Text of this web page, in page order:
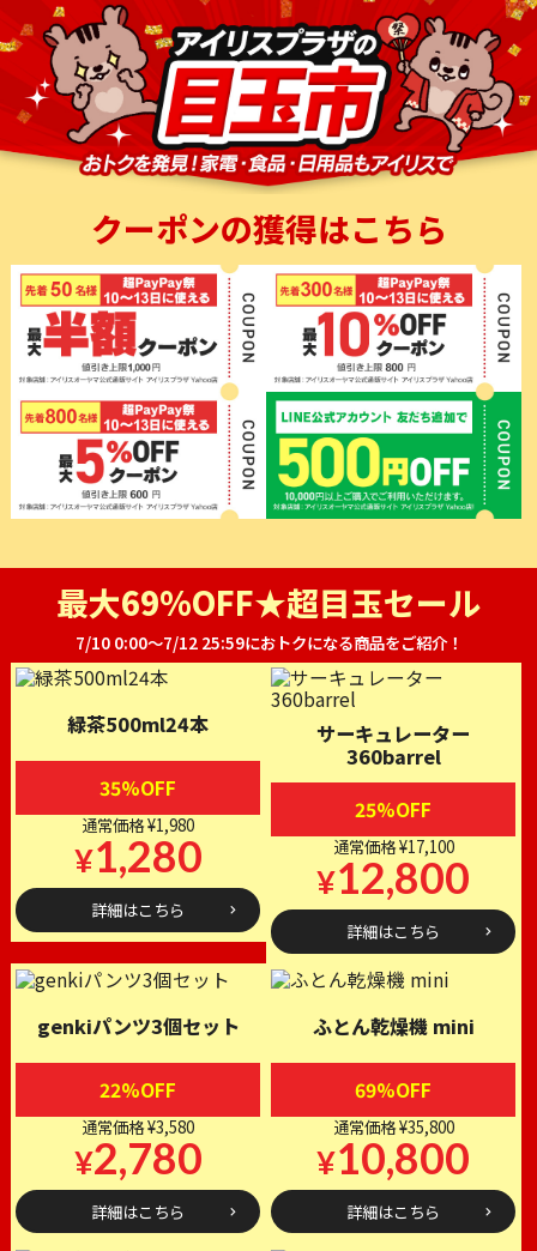
クーポンの獲得はこちら
最大69%OFF★超目玉セール
7/10 0:00～7/12 25:59におトクになる商品をご紹介！
緑茶500ml24本
35%OFF
通常価格 ¥1,980
¥1,280
詳細はこちら
サーキュレーター
360barrel
25%OFF
通常価格 ¥17,100
¥12,800
詳細はこちら
genkiパンツ3個セット
22%OFF
通常価格 ¥3,580
¥2,780
詳細はこちら
ふとん乾燥機 mini
69%OFF
通常価格 ¥35,800
¥10,800
詳細はこちら